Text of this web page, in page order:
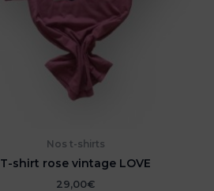
Nos t-shirts
T-shirt rose vintage LOVE
29,00€